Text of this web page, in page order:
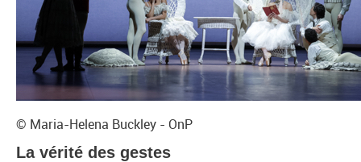
© Maria-Helena Buckley - OnP
La vérité des gestes